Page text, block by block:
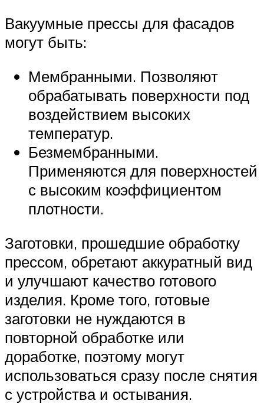
Вакуумные прессы для фасадов
могут быть:
Мембранными. Позволяют
обрабатывать поверхности под
воздействием высоких
температур.
Безмембранными.
Применяются для поверхностей
с высоким коэффициентом
плотности.
Заготовки, прошедшие обработку
прессом, обретают аккуратный вид
и улучшают качество готового
изделия. Кроме того, готовые
заготовки не нуждаются в
повторной обработке или
доработке, поэтому могут
использоваться сразу после снятия
с устройства и остывания.